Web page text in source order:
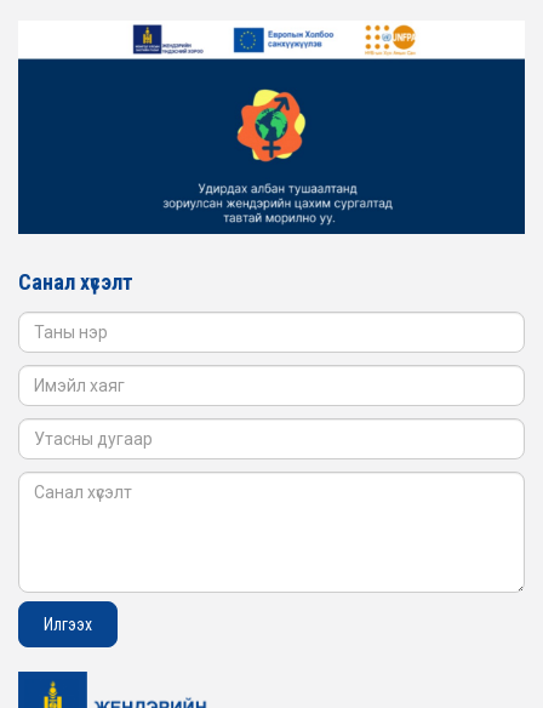
ТӨЛӨӨЛӨЛ ЗАМ ТЭЭВРИЙН ЯАМАНД АЖИЛЛАВ
ЖЕНДЭРИЙН ҮНДЭСНИЙ ХОРООНЫ АЖЛЫН АЛБАНЫ
ТӨЛӨӨЛӨЛ БАТЛАН ХАМГААЛАХ ЯАМАНД
Санал хүсэлт